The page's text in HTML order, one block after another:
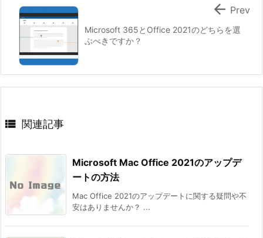
Microsoft 365とOffice 2021のどちらを選
ぶべきですか？
 Prev
 関連記事
Microsoft Mac Office 2021のアップデ
ートの方法
Mac Office 2021のアップデートに関する疑問や不
安はありませんか？ ...